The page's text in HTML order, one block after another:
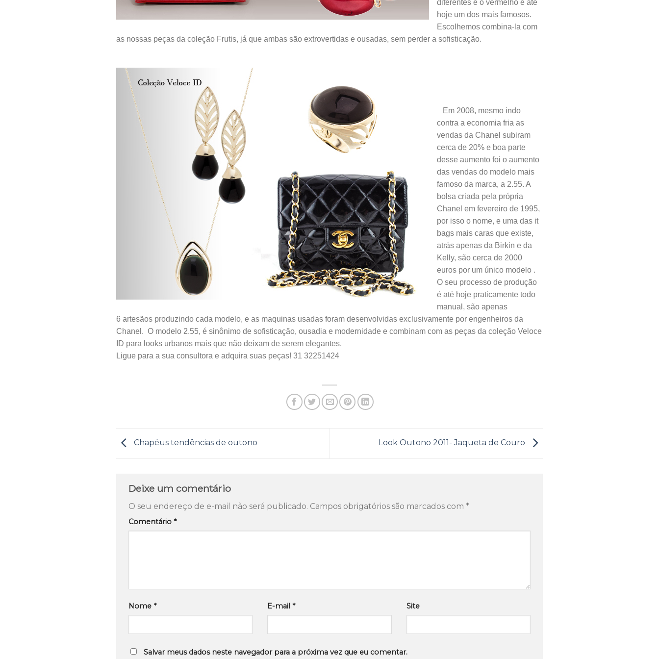
diferentes e o vermelho é até
hoje um dos mais famosos.
Escolhemos combina-la com
as nossas peças da coleção Frutis, já que ambas são extrovertidas e ousadas, sem perder a sofisticação.
Em 2008, mesmo indo
contra a economia fria as
vendas da Chanel subiram
cerca de 20% e boa parte
desse aumento foi o aumento
das vendas do modelo mais
famoso da marca, a 2.55. A
bolsa criada pela própria
Chanel em fevereiro de 1995,
por isso o nome, e uma das it
bags mais caras que existe,
atrás apenas da Birkin e da
Kelly, são cerca de 2000
euros por um único modelo .
O seu processo de produção
é até hoje praticamente todo
manual, são apenas
6 artesãos produzindo cada modelo, e as maquinas usadas foram desenvolvidas exclusivamente por engenheiros da
Chanel. O modelo 2.55, é sinônimo de sofisticação, ousadia e modernidade e combinam com as peças da coleção Veloce
ID para looks urbanos mais que não deixam de serem elegantes.
Ligue para a sua consultora e adquira suas peças! 31 32251424
Chapéus tendências de outono Look Outono 2011- Jaqueta de Couro
Deixe um comentário
O seu endereço de e-mail não será publicado. Campos obrigatórios são marcados com *
Comentário *
Nome * E-mail* Site
Salvar meus dados neste navegador para a próxima vez que eu comentar.